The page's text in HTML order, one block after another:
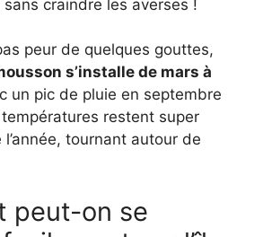
craindre les averses !
peur de quelques gouttes,
s’installe de mars à
un pic de pluie en septembre
restent super
tournant autour de
peut-on se